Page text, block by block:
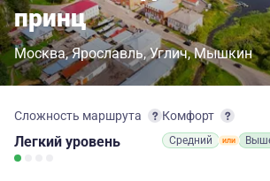
принц
Москва Ярославль Углич Мышкин
Сложность маршрута
Легкий уровень
Комфорт
Средний